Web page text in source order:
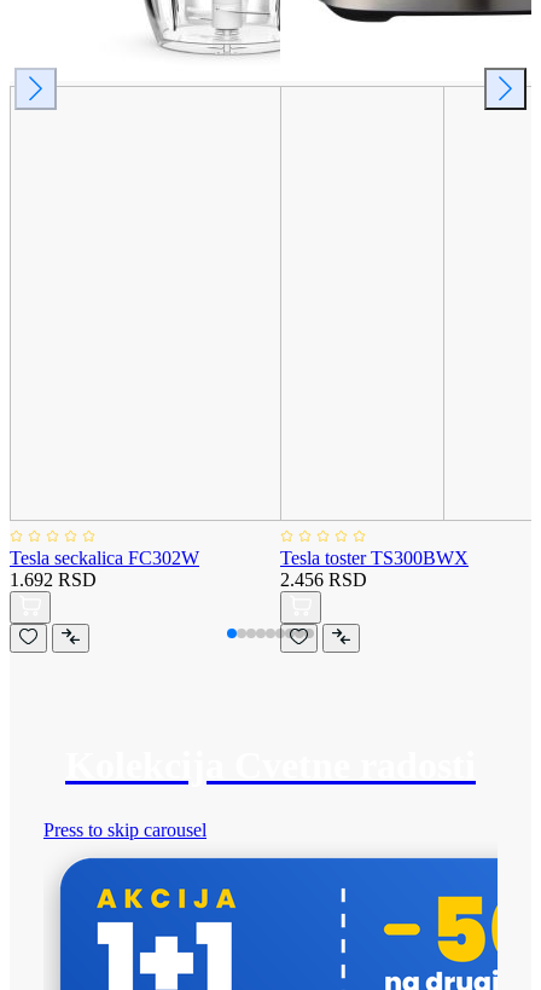
Tesla seckalica FC302W
1.692 RSD
Tesla toster TS300BWX
2.456 RSD
Press to skip carousel